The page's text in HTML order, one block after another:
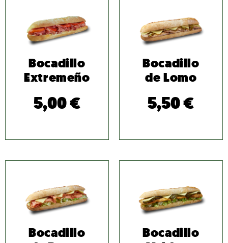
Bocadillo
Extremeño
5,00€
Bocadillo
de Lomo
5,50€
Bocadillo
Bocadillo